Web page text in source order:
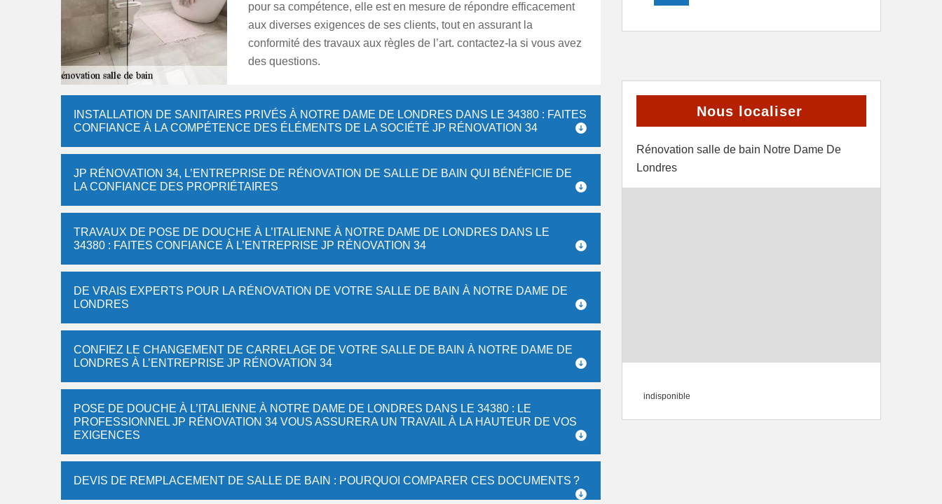
pour sa compétence, elle est en mesure de répondre efficacement
aux diverses exigences de ses clients, tout en assurant la
conformité des travaux aux règles de l’art. contactez-la si vous avez
des questions.
INSTALLATION DE SANITAIRES PRIVÉS À NOTRE DAME DE LONDRES DANS LE 34380 : FAITES
CONFIANCE À LA COMPÉTENCE DES ÉLÉMENTS DE LA SOCIÉTÉ JP RÉNOVATION 34
JP RÉNOVATION 34, L’ENTREPRISE DE RÉNOVATION DE SALLE DE BAIN QUI BÉNÉFICIE DE
LA CONFIANCE DES PROPRIÉTAIRES
TRAVAUX DE POSE DE DOUCHE À L’ITALIENNE À NOTRE DAME DE LONDRES DANS LE
34380 : FAITES CONFIANCE À L’ENTREPRISE JP RÉNOVATION 34
DE VRAIS EXPERTS POUR LA RÉNOVATION DE VOTRE SALLE DE BAIN À NOTRE DAME DE
LONDRES
CONFIEZ LE CHANGEMENT DE CARRELAGE DE VOTRE SALLE DE BAIN À NOTRE DAME DE
LONDRES À L’ENTREPRISE JP RÉNOVATION 34
POSE DE DOUCHE À L’ITALIENNE À NOTRE DAME DE LONDRES DANS LE 34380 : LE
PROFESSIONNEL JP RÉNOVATION 34 VOUS ASSURERA UN TRAVAIL À LA HAUTEUR DE VOS
EXIGENCES
DEVIS DE REMPLACEMENT DE SALLE DE BAIN : POURQUOI COMPARER CES DOCUMENTS ?
Nous localiser
Rénovation salle de bain Notre Dame De
Londres
indisponible